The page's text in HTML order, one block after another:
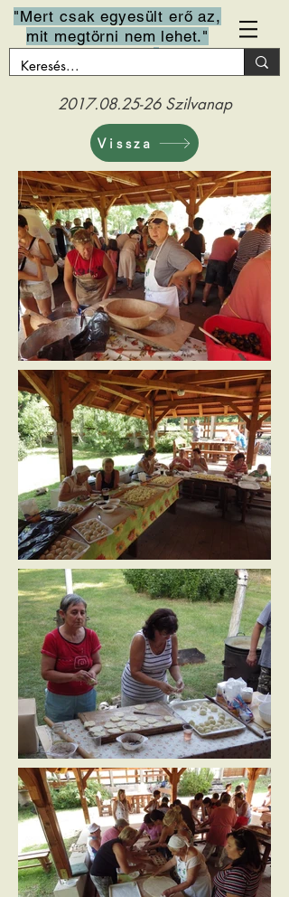
"Mert csak egyesült erő az,
mit megtörni nem lehet."
2017.08.25-26Szilvanap
Vissza